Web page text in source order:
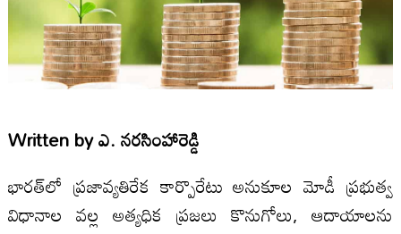
Written byఎ. నరసింహారెడ్డి
భారత్‌లో ప్రజావ్యతిరేక కార్పొరేటు అనుకూల‌ మోడీ ప్రభుత్వ
విధానాల వ‌ల్ల అత్యధిక ప్రజ‌లు కొనుగోలు, ఆదాయాల‌ను